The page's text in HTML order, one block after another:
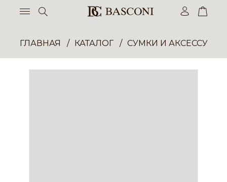
ГЛАВНАЯ КАТАЛОГ СУМКИ И